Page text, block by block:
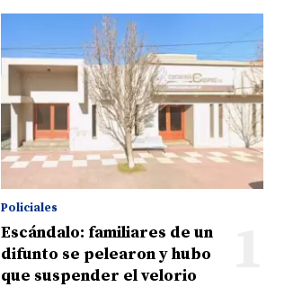
Policiales
Escándalo: familiares de un
difunto se pelearon y hubo
que suspender el velorio